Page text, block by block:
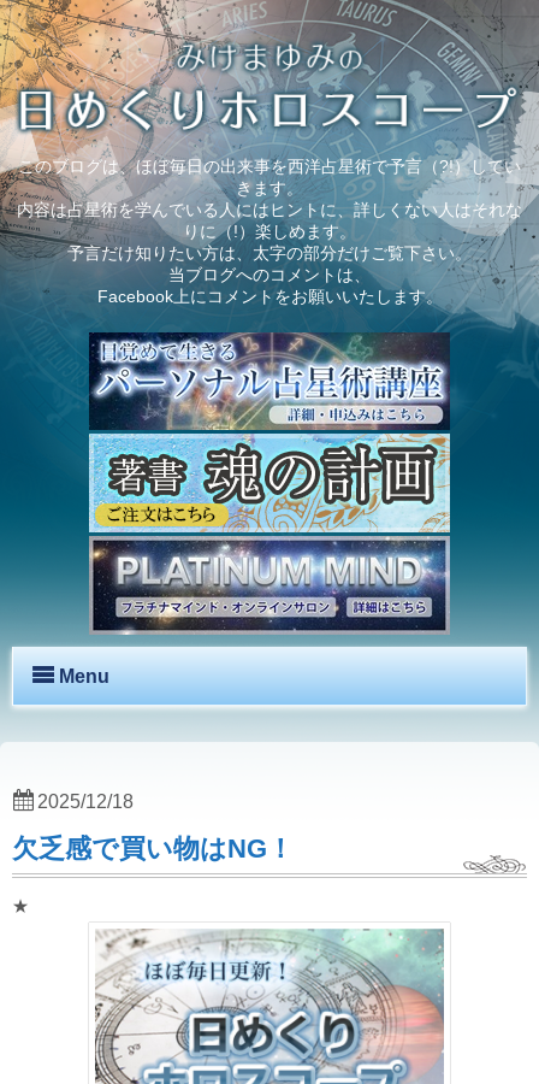
このブログは、ほぼ毎日の出来事を西洋占星術で予言（?!）してい
きます。
内容は占星術を学んでいる人にはヒントに、詳しくない人はそれな
りに（!）楽しめます。
予言だけ知りたい方は、太字の部分だけご覧下さい。
当ブログへのコメントは、
Facebook上にコメントをお願いいたします。
Menu
欠乏感で買い物はNG！
★
2025/12/18